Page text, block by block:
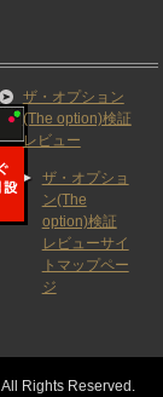
ザ・オプション
(The option)検証
レビュー
ザ・オプショ
ン(The
option)検証
レビューサイ
トマップペー
ジ
All Rights Reserved.